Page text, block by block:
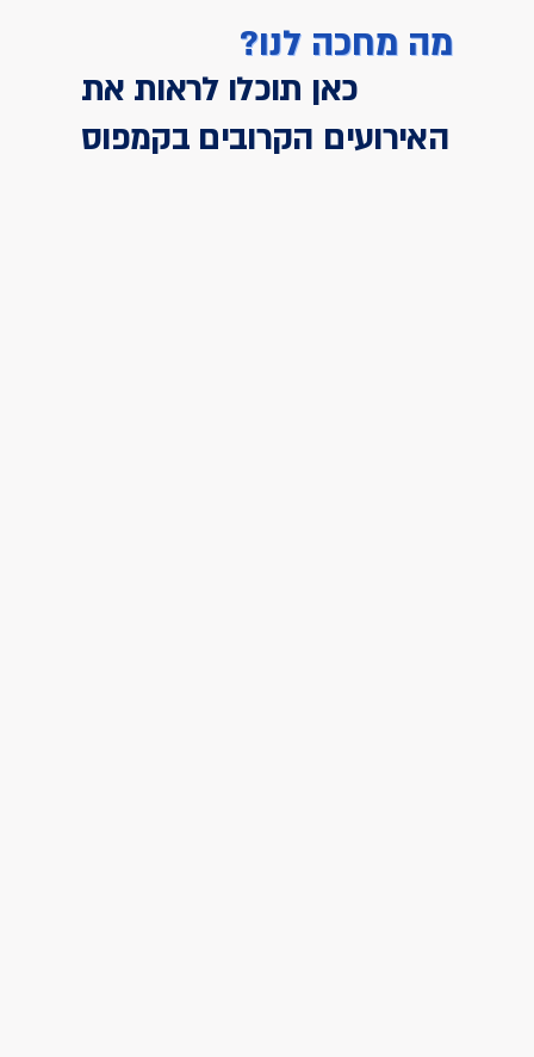
מה מחכה לנו?
כאן תוכלו לראות את
האירועים הקרובים בקמפוס